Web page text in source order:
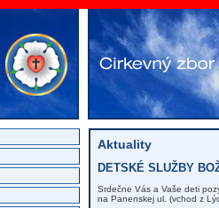
Aktuality
DETSKÉ SLUŽBY
Srdečne Vás a Vaše deti
na Panenskej ul. (vchod z